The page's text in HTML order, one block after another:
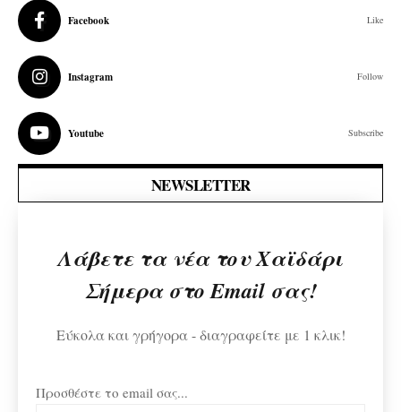
Facebook Like
Instagram Follow
Youtube Subscribe
NEWSLETTER
Λάβετε τα νέα του Χαϊδάρι
Σήμερα στο Email σας!
Εύκολα και γρήγορα - διαγραφείτε με 1 κλικ!
Προσθέστε το email σας...